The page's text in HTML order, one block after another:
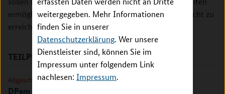
weitergegeben. Mehr Informationen
finden Sie in unserer
Datenschutzerklärung. Wer unsere
Dienstleister sind, können Sie im
Impressum unter folgendem Link
nachlesen: Impressum.
ermöglicht werden, die allein auf nationaler Ebene nicht zu
erreichen wären.
TEILPROJEKTE
Abgeschlossen
DPem - eine randomisierte, doppelblinde,